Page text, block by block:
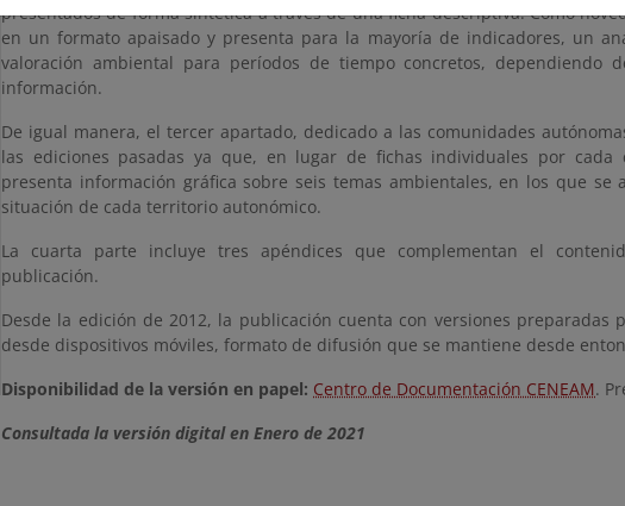
presentados de forma sintética a través de una ficha descriptiva. Como
en un formato apaisado y presenta para la mayoría de indicadores, un
valoración ambiental para períodos de tiempo concretos, dependiendo
información.
De igual manera, el tercer apartado, dedicado a las comunidades
las ediciones pasadas ya que, en lugar de fichas individuales por cada
presenta información gráfica sobre seis temas ambientales, en los que se
situación de cada territorio autonómico.
La cuarta parte incluye tres apéndices que complementan el
publicación.
Desde la edición de 2012, la publicación cuenta con versiones preparadas
desde dispositivos móviles, formato de difusión que se mantiene desde
Disponibilidad de la versión en papel: Centro de Documentación CENEAM.
Consultada la versión digital en Enero de 2021